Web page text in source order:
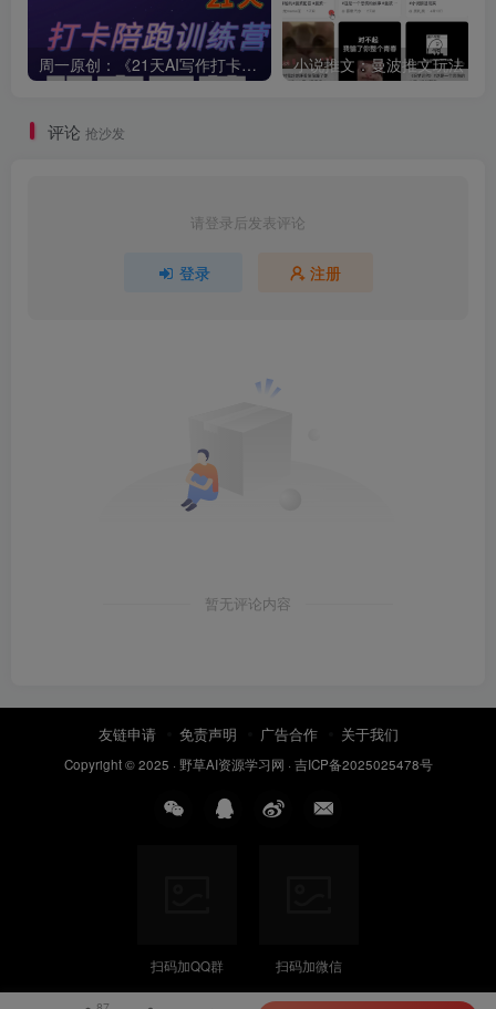
周一原创：《21天AI写作打卡陪跑训练营》全部内容讲解！（网站会员免费学习…）
评论 抢沙发
请登录后发表评论
登录 注册
暂无评论内容
友链申请 免责声明 广告合作 关于我们
Copyright © 2025 · 野草AI资源学习网 · 吉ICP备2025025478号
扫码加微信